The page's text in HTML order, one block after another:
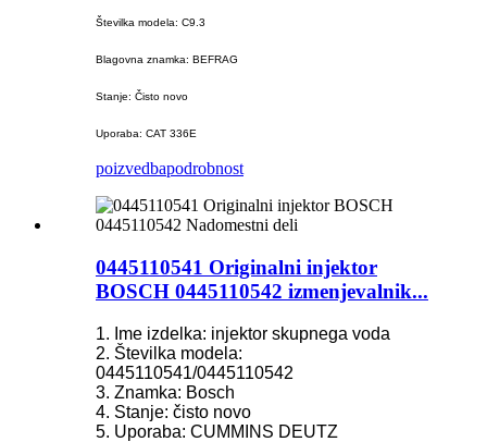
Številka modela: C9.3
Blagovna znamka: BEFRAG
Stanje: Čisto novo
Uporaba: CAT 336E
poizvedbapodrobnost
0445110541 Originalni injektor
BOSCH 0445110542 izmenjevalnik...
1. Ime izdelka: injektor skupnega voda
2. Številka modela:
0445110541/0445110542
3. Znamka: Bosch
4. Stanje: čisto novo
5. Uporaba: CUMMINS DEUTZ